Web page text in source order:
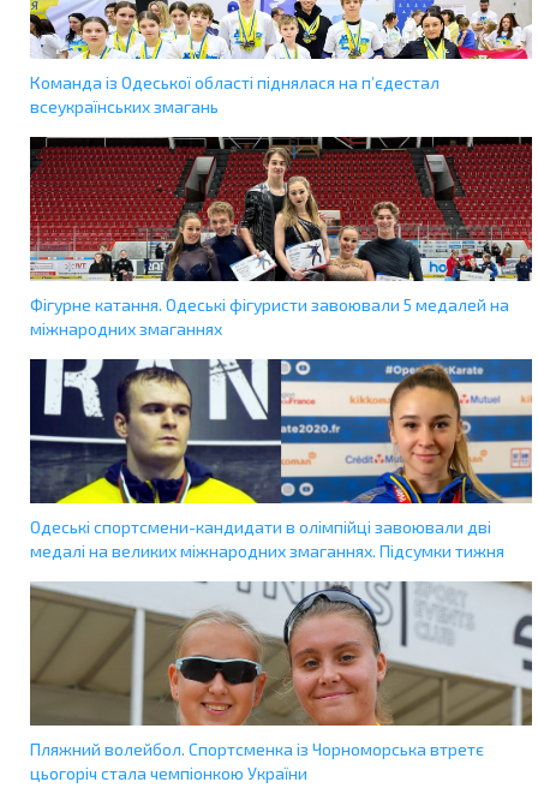
Команда із Одеської області піднялася на п’єдестал
всеукраїнських змагань
Фігурне катання. Одеські фігуристи завоювали 5 медалей на
міжнародних змаганнях
Одеські спортсмени-кандидати в олімпійці завоювали дві
медалі на великих міжнародних змаганнях. Підсумки тижня
Пляжний волейбол. Спортсменка із Чорноморська втретє
цьогоріч стала чемпіонкою України